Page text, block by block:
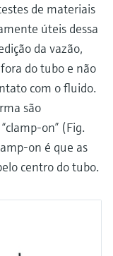
de materiais
úteis dessa
da vazão,
do tubo e não
com o fluido.
são
on” (Fig.
on é que as
centro do tubo.